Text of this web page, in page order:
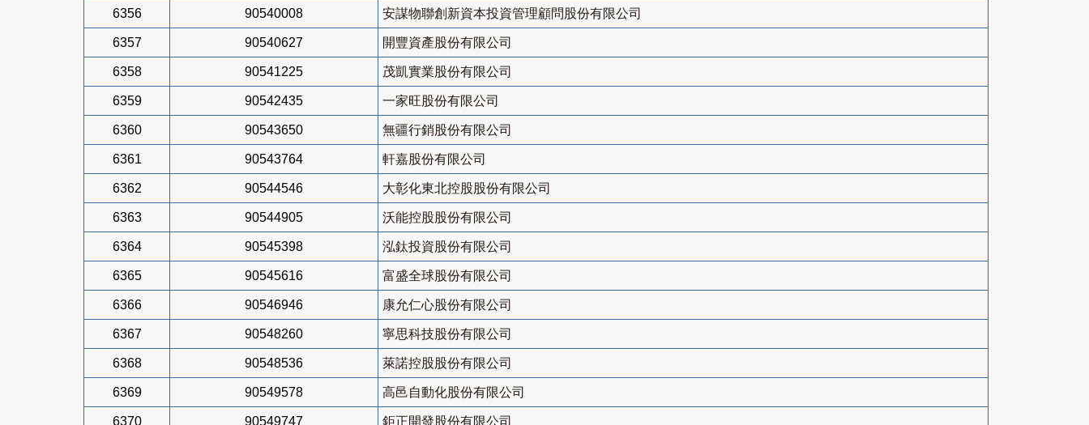
6356 90540008 安謀物聯創新資本投資管理顧問股份有限公司
6357 90540627 開豐資產股份有限公司
6358 90541225 茂凱實業股份有限公司
6359 90542435 一家旺股份有限公司
6360 90543650 無疆行銷股份有限公司
6361 90543764 軒嘉股份有限公司
6362 90544546 大彰化東北控股股份有限公司
6363 90544905 沃能控股股份有限公司
6364 90545398 泓鈦投資股份有限公司
6365 90545616 富盛全球股份有限公司
6366 90546946 康允仁心股份有限公司
6367 90548260 寧思科技股份有限公司
6368 90548536 萊諾控股股份有限公司
6369 90549578 高邑自動化股份有限公司
6370 90549747 鉅正開發股份有限公司